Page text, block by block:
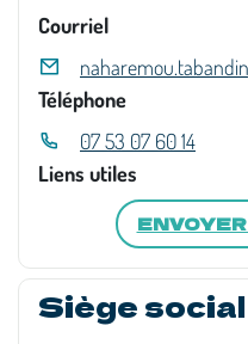
Courriel
Téléphone
07 53 07 60 14
Liens utiles
Siège social